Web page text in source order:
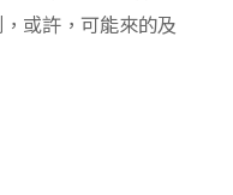
或許，可能來的及